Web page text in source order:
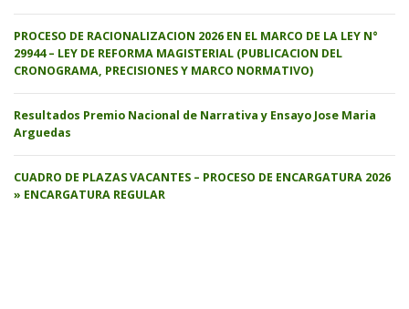
PROCESO DE RACIONALIZACION 2026 EN EL MARCO DE LA LEY N°
29944 – LEY DE REFORMA MAGISTERIAL (PUBLICACION DEL
CRONOGRAMA, PRECISIONES Y MARCO NORMATIVO)
Resultados Premio Nacional de Narrativa y Ensayo Jose Maria
Arguedas
CUADRO DE PLAZAS VACANTES – PROCESO DE ENCARGATURA 2026
» ENCARGATURA REGULAR